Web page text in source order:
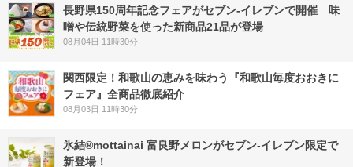
長野県150周年記念フェアがセブン-イレブンで開催 味
噌や伝統野菜を使った新商品21品が登場
08月04日 11時30分
関西限定！和歌山の恵みを味わう『和歌山毎度おおきに
フェア』全商品徹底紹介
08月03日 11時30分
氷結®mottainai 富良野メロンがセブン‐イレブン限定で
新登場！